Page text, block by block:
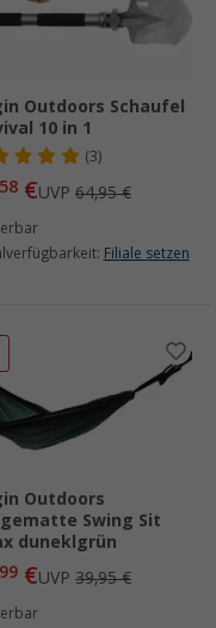
Outdoors Schaufel
10 in 1
(3)
58 €UVP 64,95 €
Filiale setzen
Outdoors
Swing Sit
duneklgrün
99 €UVP 39,95 €